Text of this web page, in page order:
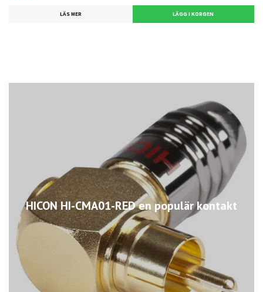
HICON HI-CMA01-RED en populär kontakt
LÄS MER